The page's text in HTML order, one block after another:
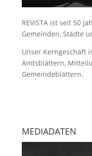
REVISTA ist seit 50
Gemeinden, Städte
Unser Kerngeschäft
Amtsblättern,
Gemeindeblättern.
MEDIADATEN